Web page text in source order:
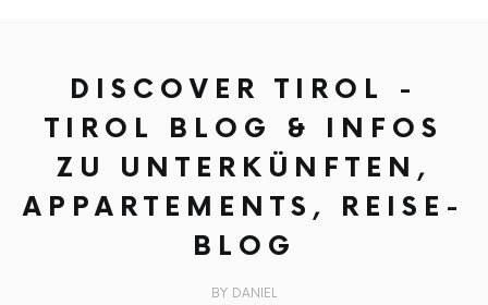
DISCOVER TIROL -
TIROL BLOG & INFOS
ZU UNTERKÜNFTEN,
APPARTEMENTS, REISE-
BLOG
BY DANIEL